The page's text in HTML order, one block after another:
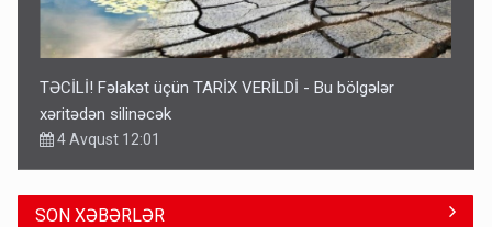
TƏCİLİ! Fəlakət üçün TARİX VERİLDİ - Bu bölgələr
xəritədən silinəcək
4 Avqust 12:01
SON XƏBƏRLƏR